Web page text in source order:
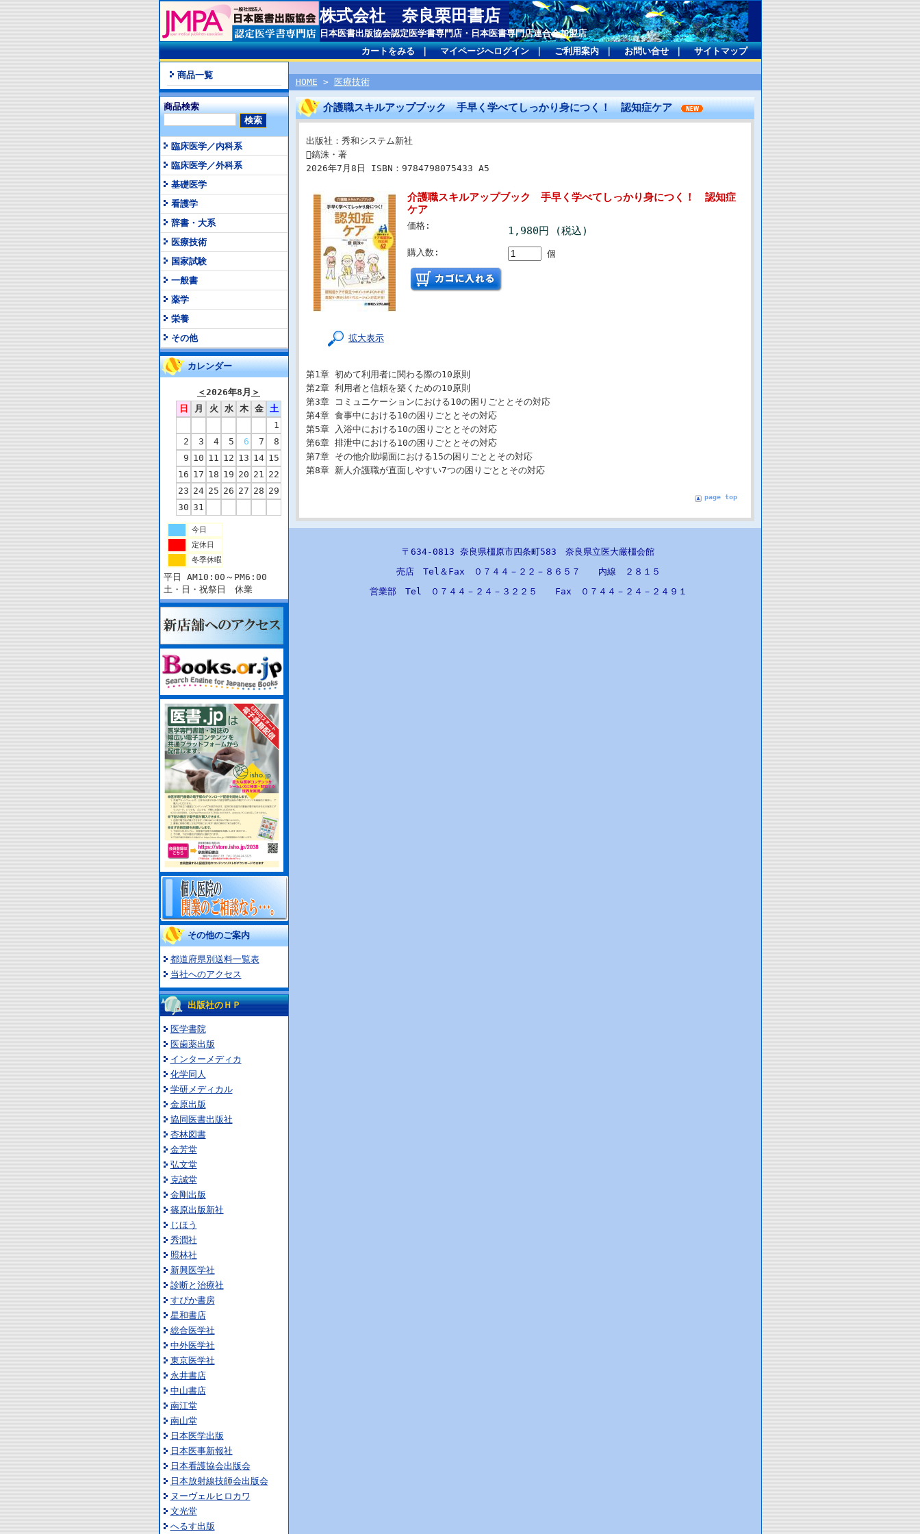
株式会社 奈良栗田書店
日本医書出版協会認定医学書専門店・日本医書専門店連合会加盟店
カートをみる｜ マイページへログイン｜ ご利用案内｜ お問い合せ｜ サイトマップ
商品一覧
商品検索
臨床医学／内科系
臨床医学／外科系
基礎医学
看護学
辞書・大系
医療技術
国家試験
一般書
薬学
栄養
その他
カレンダー
＜2026年8月 ＞
日
月 火 水 木 金
土
1
2
3 4 5 6 7
8
9 10 11 12 13 14 15
16 17 18 19 20 21 22
23 24 25 26 27 28 29
30 31
今日
定休日
冬季休暇
平日 AM10:00～PM6:00
土・日・祝祭日 休業
その他のご案内
都道府県別送料一覧表
当社へのアクセス
出版社のＨＰ
医学書院
医歯薬出版
インターメディカ
化学同人
学研メディカル
金原出版
協同医書出版社
杏林図書
金芳堂
弘文堂
克誠堂
金剛出版
篠原出版新社
じほう
秀潤社
照林社
新興医学社
診断と治療社
すぴか書房
星和書店
総合医学社
中外医学社
東京医学社
永井書店
中山書店
南江堂
南山堂
日本医学出版
日本医事新報社
日本看護協会出版会
日本放射線技師会出版会
ヌーヴェルヒロカワ
文光堂
へるす出版
HOME > 医療技術
介護職スキルアップブック 手早く学べてしっかり身につく！ 認知症ケア
出版社：秀和システム新社
鎬洙・著
2026年7月8日 ISBN：9784798075433 A5
拡大表示
介護職スキルアップブック 手早く学べてしっかり身につく！ 認知症
ケア
価格: 1,980円 (税込)
購入数: 個
第1章 初めて利用者に関わる際の10原則
第2章 利用者と信頼を築くための10原則
第3章 コミュニケーションにおける10の困りごととその対応
第4章 食事中における10の困りごととその対応
第5章 入浴中における10の困りごととその対応
第6章 排泄中における10の困りごととその対応
第7章 その他介助場面における15の困りごととその対応
第8章 新人介護職が直面しやすい7つの困りごととその対応
page top
〒634-0813 奈良県橿原市四条町583 奈良県立医大厳橿会館
売店 Tel＆Fax ０７４４－２２－８６５７ 内線 ２８１５
営業部 Tel ０７４４－２４－３２２５ Fax ０７４４－２４－２４９１